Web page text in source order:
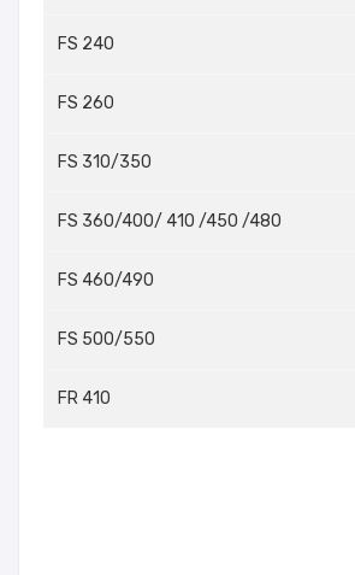
FS 240
FS 260
FS 310/350
FS 360/400/ 410 /450 /480
FS 460/490
FS 500/550
FR 410